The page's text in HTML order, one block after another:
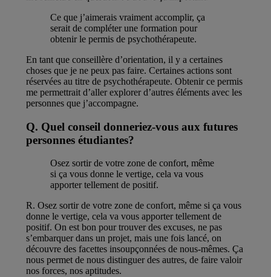
Ce que j’aimerais vraiment accomplir, ça
serait de compléter une formation pour
obtenir le permis de psychothérapeute.
En tant que conseillère d’orientation, il y a certaines
choses que je ne peux pas faire. Certaines actions sont
réservées au titre de psychothérapeute. Obtenir ce permis
me permettrait d’aller explorer d’autres éléments avec les
personnes que j’accompagne.
Q. Quel conseil donneriez-vous aux futures
personnes étudiantes?
Osez sortir de votre zone de confort, même
si ça vous donne le vertige, cela va vous
apporter tellement de positif.
R. Osez sortir de votre zone de confort, même si ça vous
donne le vertige, cela va vous apporter tellement de
positif. On est bon pour trouver des excuses, ne pas
s’embarquer dans un projet, mais une fois lancé, on
découvre des facettes insoupçonnées de nous-mêmes. Ça
nous permet de nous distinguer des autres, de faire valoir
nos forces, nos aptitudes.